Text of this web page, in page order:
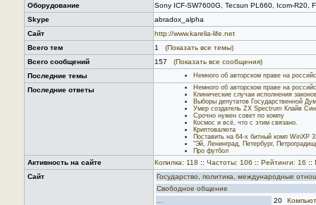
Оборудование
Sony ICF-SW7600G, Tecsun PL660, Icom-R20,
Skype
abradox_alpha
Сайт
http://www.karelia-life.net
Всего тем
1
(Показать все темы)
Всего сообщений
157
(Показать все сообщения)
Последние темы
Немного об авторском праве на
Последние ответы
Немного об авторском праве на
Клинические случаи исполнения
Выборы депутатов Государственной
Умер создатель ZX Spectrum Клайв
Срочно нужен совет по компу
Космос и всё, что с этим связано.
Криптовалюта
Поставить на 64-х битный комп WinXP
"Эй, Ленинград, Петербург,
Про футбол
Активность на сайте Копилка: 118 :: Частоты: 106 :: Рейтинги: 16 ::
Сайт
Государство, политика, международные
Свободное общение
20